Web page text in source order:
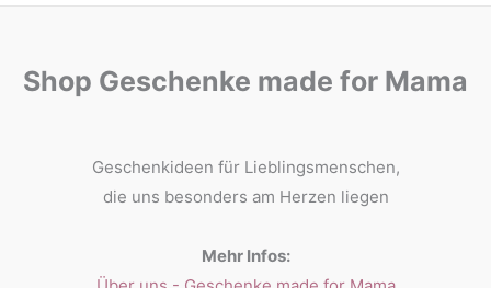
Shop Geschenke made for Mama
Geschenkideen für Lieblingsmenschen,
die uns besonders am Herzen liegen
Mehr Infos: